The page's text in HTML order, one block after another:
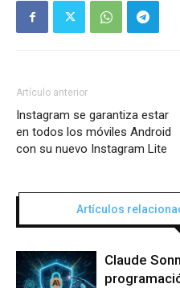
Artículo anterior
Instagram se garantiza estar
en todos los móviles Android
con su nuevo Instagram Lite
Artículos
Claude